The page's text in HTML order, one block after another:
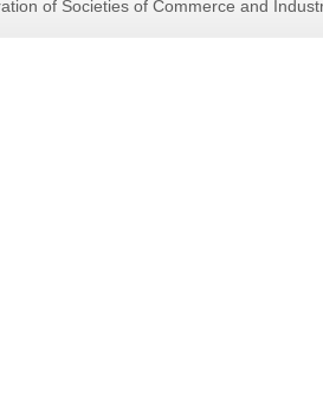
of Societies of Commerce and